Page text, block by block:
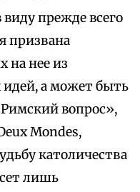
прежде всего
призвана
на нее из
а может быть
вопрос»,
Mondes,
католичества
лишь